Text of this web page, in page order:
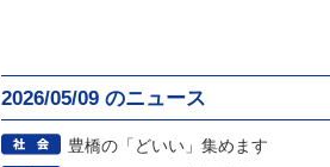
2026/05/09 のニュース
豊橋の「どいい」集めます